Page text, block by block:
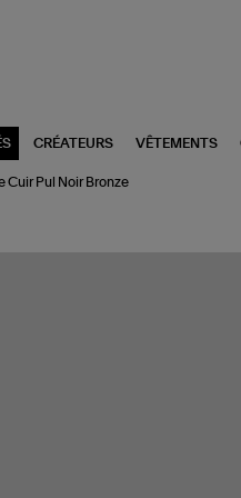
CRÉATEURS VÊTEMENTS
Cuir Pul Noir Bronze